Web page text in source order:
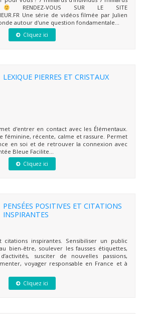
RENDEZ-VOUS SUR LE SITE
Une série de vidéos filmée par Julien
autour d'une question fondamentale...
Cliquez ici
LEXIQUE PIERRES ET CRISTAUX
d'entrer en contact avec les Élémentaux.
féminine, récente, calme et rassure. Permet
en soi et de retrouver la connexion avec
Bleue Facilite...
Cliquez ici
PENSÉES POSITIVES ET CITATIONS
INSPIRANTES
citations inspirantes. Sensibiliser un public
bien-être, soulever les fausses étiquettes,
susciter de nouvelles passions,
voyager responsable en France et à
Cliquez ici